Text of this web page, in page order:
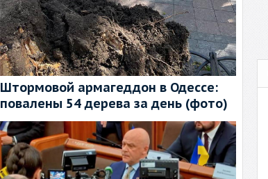
Штормовой армагеддон в Одессе:
повалены 54 дерева за день (фото)